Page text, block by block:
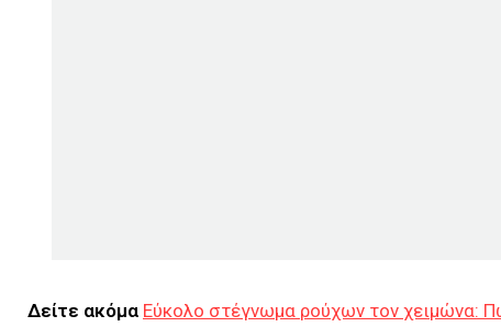
Δείτε ακόμα Εύκολο στέγνωμα ρούχων τον χειμώνα: